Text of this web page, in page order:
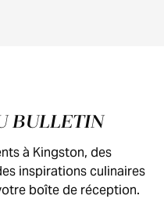
BULLETIN
à Kingston, des
inspirations culinaires
boîte de réception.